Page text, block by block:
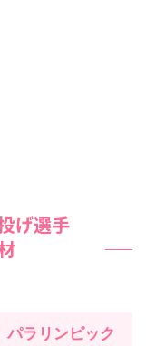
げ選手
パラリンピック